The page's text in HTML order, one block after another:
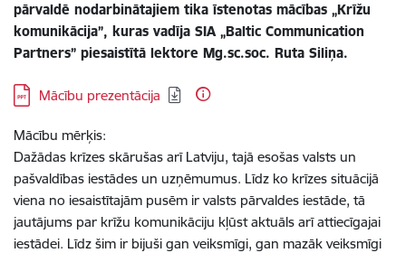
pārvaldē nodarbinātajiem tika īstenotas mācības „Krīžu
komunikācija”, kuras vadīja SIA „Baltic Communication
Partners” piesaistītā lektore Mg.sc.soc. Ruta Siliņa.
Lejupielādēt:
Mācību prezentācija
Mācību mērķis:
Dažādas krīzes skārušas arī Latviju, tajā esošas valsts un
pašvaldības iestādes un uzņēmumus. Līdz ko krīzes situācijā
viena no iesaistītajām pusēm ir valsts pārvaldes iestāde, tā
jautājums par krīžu komunikāciju kļūst aktuāls arī attiecīgajai
iestādei. Līdz šim ir bijuši gan veiksmīgi, gan mazāk veiksmīgi